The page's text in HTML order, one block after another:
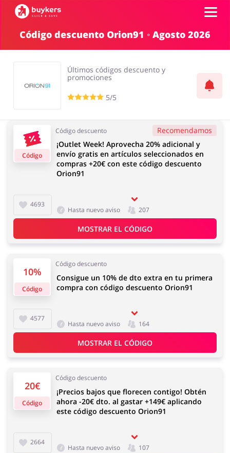
Categorías
Salud y Belleza
Regalos y Flores Supermercado
Turismo y Viajes
Iniciar sesión
Regístrate
Código descuento Orion91 ◦ Agosto 2026
Últimos códigos descuento y
promociones
5/5
Código
Código descuento Recomendamos
4693
¡Outlet Week! Aprovecha 20% adicional y
envío gratis en artículos seleccionados en
compras +20€ con este código descuento
Orion91
Hasta nuevo aviso 207
MOSTRAR EL CÓDIGO
10%
Código
Código descuento
4577
Consigue un 10% de dto extra en tu primera
compra con código descuento Orion91
Hasta nuevo aviso 164
MOSTRAR EL CÓDIGO
20€
Código
Código descuento
2664
¡Precios bajos que florecen contigo! Obtén
ahora -20€ dto. al gastar +149€ aplicando
este código descuento Orion91
Hasta nuevo aviso 107